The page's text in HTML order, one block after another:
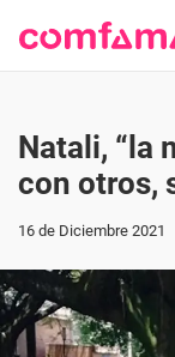
Natali, “la
con otros,
16 de Diciembre 2021